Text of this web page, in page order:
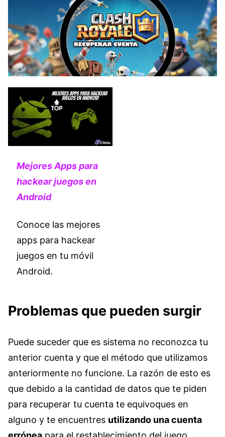
Mejores Apps para
hackear juegos en
Android
Conoce las mejores
apps para hackear
juegos en tu móvil
Android.
Problemas que pueden surgir
Puede suceder que es sistema no reconozca tu
anterior cuenta y que el método que utilizamos
anteriormente no funcione. La razón de esto es
que debido a la cantidad de datos que te piden
para recuperar tu cuenta te equivoques en
alguno y te encuentres utilizando una cuenta